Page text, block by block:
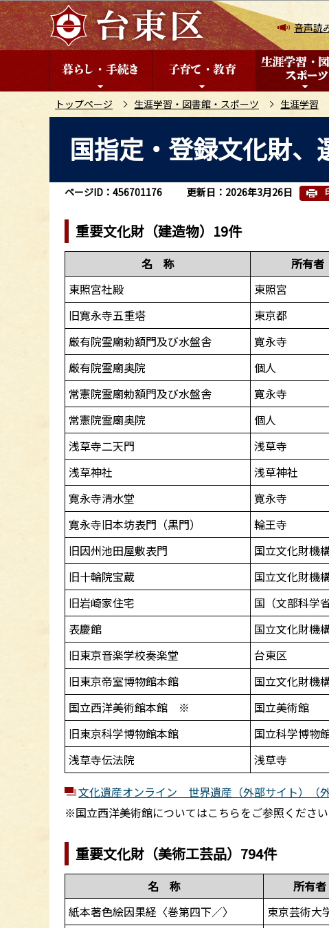
こ
の
ペ
音声読
トップページ 生涯学習・図書館・スポーツ 生涯学習
こ
国指定・登録文化財、
ページID：456701176 更新日：2026年3月26日
重要文化財（建造物）19件
名 称 所有者
東照宮社殿
東照宮
旧寛永寺五重塔
東京都
厳有院霊廟勅額門及び水盤舎
寛永寺
厳有院霊廟奥院
個人
常憲院霊廟勅額門及び水盤舎
寛永寺
常憲院霊廟奥院
個人
浅草寺二天門
浅草寺
浅草神社
浅草神社
寛永寺清水堂
寛永寺
寛永寺旧本坊表門（黒門）
輪王寺
旧因州池田屋敷表門
国立文化財機
旧十輪院宝蔵
国立文化財機
旧岩崎家住宅
国（文部科学省
表慶館
国立文化財機
旧東京音楽学校奏楽堂
台東区
旧東京帝室博物館本館
国立文化財機
国立西洋美術館本館 ※
国立美術館
旧東京科学博物館本館
国立科学博物
浅草寺伝法院
浅草寺
文化遺産オンライン 世界遺産（外部サイト）（外
※国立西洋美術館についてはこちらをご参照ください
重要文化財（美術工芸品）794件
名 称 所有者
紙本著色絵因果経〈巻第四下／〉
東京芸術大